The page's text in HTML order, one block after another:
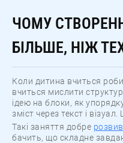
ЧОМУ
БІЛЬШЕ, НІЖ
Коли дитина вчиться
вчиться мислити
ідею на блоки, як
зміст через текст і
Такі заняття добре
бачить, що складне